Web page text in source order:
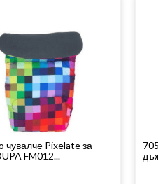
чувалче Pixelate за
FM012...